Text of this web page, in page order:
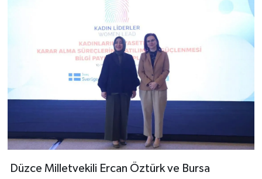
Düzce Milletvekili Ercan Öztürk ve Bursa